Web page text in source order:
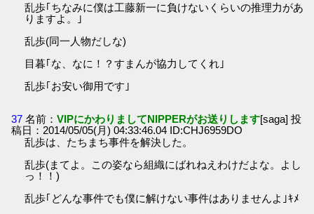
乱歩｢ちなみに僕は工藤新一に負けないくらいの推理力があ
りますよ。｣
乱歩(同一人物だしな)
目暮｢な、なに！？すまんが協力してくれ｣
乱歩｢お安い御用です｣
37 名前：VIPにかわりましてNIPPERがお送りします[saga] 投
稿日：2014/05/05(月) 04:33:46.04 ID:CHJ6959DO
乱歩は、たちまち事件を解決した。
乱歩(まてよ。この姿なら組織にばれねえわけだよな。よし
っ！！)
乱歩｢どんな事件でも僕に解けない事件はありませんよ｣ｷﾒ